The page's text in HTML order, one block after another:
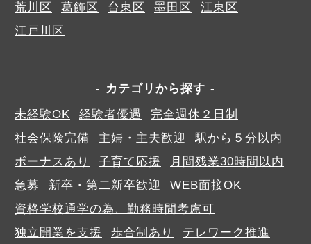
荒川区
葛飾区 台東区 墨田区
江東区
江戸川区
カテゴリから探す
未経験OK
経験者優遇
完全週休２日制
社会保険完備
主婦・主夫歓迎
駅から５分以内
ボーナスあり
子育て応援
月間残業30時間以内
急募
新卒・第二新卒歓迎
WEB面接OK
資格学校通学の為、勤務時間考慮可
独立開業を支援
歩合制あり テレワーク推進